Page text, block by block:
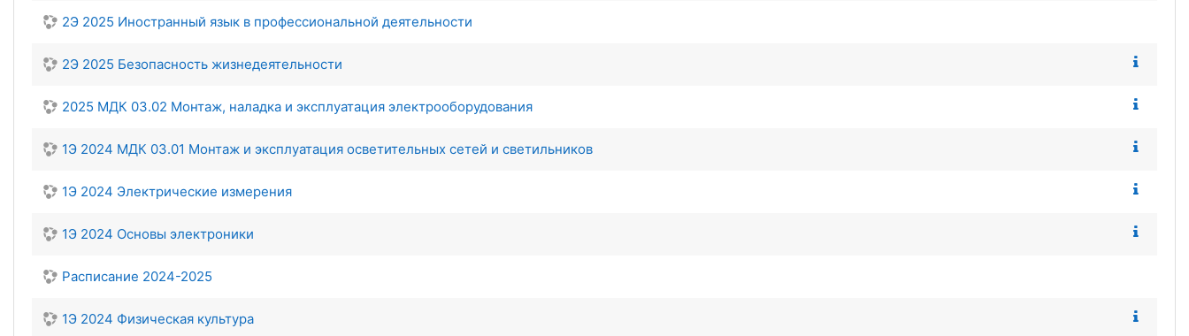
2Э 2025 Иностранный язык в профессиональной деятельности
2Э 2025 Безопасность жизнедеятельности
2025 МДК 03.02 Монтаж, наладка и эксплуатация электрооборудования
1Э 2024 МДК 03.01 Монтаж и эксплуатация осветительных сетей и светильников
1Э 2024 Электрические измерения
1Э 2024 Основы электроники
Расписание 2024-2025
1Э 2024 Физическая культура